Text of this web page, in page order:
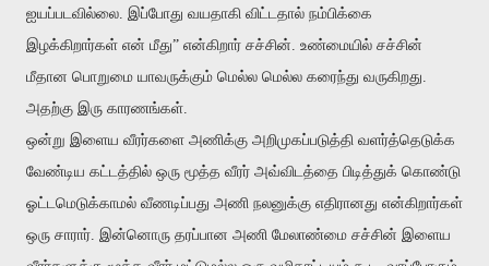
ஐயப்படவில்லை. இப்போது வயதாகி விட்டதால் நம்பிக்கை
இழக்கிறார்கள் என் மீது” என்கிறார் சச்சின். உண்மையில் சச்சின்
மீதான பொறுமை யாவருக்கும் மெல்ல மெல்ல கரைந்து வருகிறது.
அதற்கு இரு காரணங்கள்.
ஒன்று இளைய வீரர்களை அணிக்கு அறிமுகப்படுத்தி வளர்த்தெடுக்க
வேண்டிய கட்டத்தில் ஒரு மூத்த வீரர் அவ்விடத்தை பிடித்துக் கொண்டு
ஓட்டமெடுக்காமல் வீணடிப்பது அணி நலனுக்கு எதிரானது என்கிறார்கள்
ஒரு சாரார். இன்னொரு தரப்பான அணி மேலாண்மை சச்சின் இளைய